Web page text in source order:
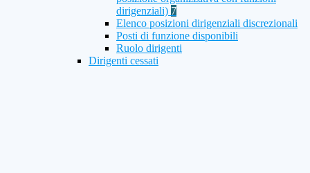
dirigenziali) 7
Elenco posizioni dirigenziali discrezionali
Posti di funzione disponibili
Ruolo dirigenti
Dirigenti cessati